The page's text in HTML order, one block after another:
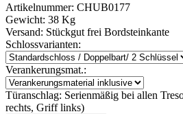
Artikelnummer: CHUB0177
Gewicht: 38 Kg
Versand: Stückgut frei Bordsteinkante
Schlossvarianten:
Verankerungsmat.:
Türanschlag: Serienmäßig bei allen
rechts, Griff links)